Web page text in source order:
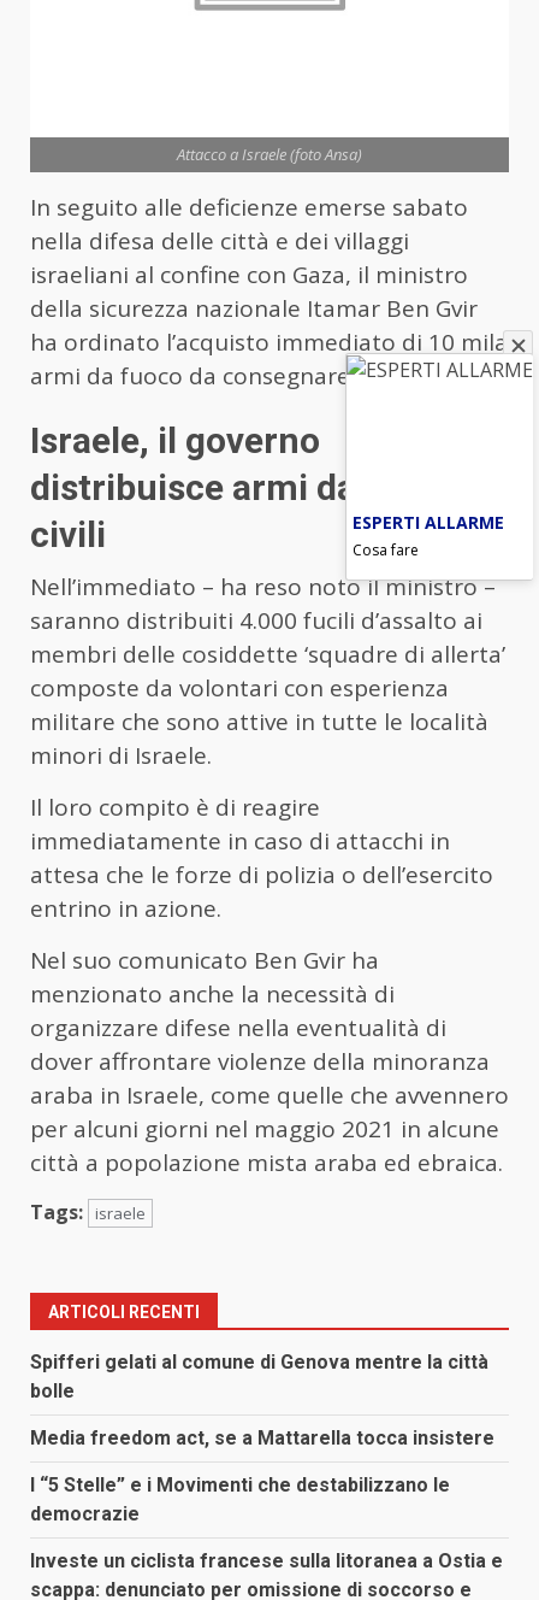
Attacco a Israele (foto Ansa)
In seguito alle deficienze emerse sabato
nella difesa delle città e dei villaggi
israeliani al confine con Gaza, il ministro
della sicurezza nazionale Itamar Ben Gvir
ha ordinato l’acquisto immediato di 10 mila
armi da fuoco da consegnare ai civili.
Israele, il governo
distribuisce armi da fuoco ai
civili
Nell’immediato – ha reso noto il ministro –
saranno distribuiti 4.000 fucili d’assalto ai
membri delle cosiddette ‘squadre di allerta’
composte da volontari con esperienza
militare che sono attive in tutte le località
minori di Israele.
Il loro compito è di reagire
immediatamente in caso di attacchi in
attesa che le forze di polizia o dell’esercito
entrino in azione.
Nel suo comunicato Ben Gvir ha
menzionato anche la necessità di
organizzare difese nella eventualità di
dover affrontare violenze della minoranza
araba in Israele, come quelle che avvennero
per alcuni giorni nel maggio 2021 in alcune
città a popolazione mista araba ed ebraica.
Tags: israele
ARTICOLI RECENTI
Spifferi gelati al comune di Genova mentre la città
bolle
Media freedom act, se a Mattarella tocca insistere
I “5 Stelle” e i Movimenti che destabilizzano le
democrazie
Investe un ciclista francese sulla litoranea a Ostia e
scappa: denunciato per omissione di soccorso e
ESPERTI ALLARME
Cosa fare